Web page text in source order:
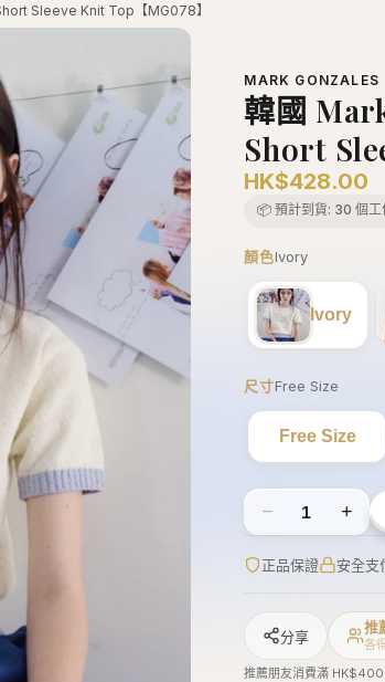
Sleeve Knit Top【MG078】
MARK GONZALES
韓國
Short
HK$428.00
📦 預計到貨: 30 個工
顏色Ivory
Ivory
尺寸Free Size
Free Size
− 1 +
正品保證 安全支
分享
推
各
推薦朋友消費滿 HK$400